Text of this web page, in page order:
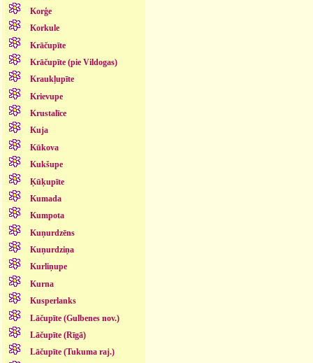
Korģe
Korkule
Krāčupīte
Krāčupīte (pie Vildogas)
Kraukļupīte
Krievupe
Krustalīce
Kuja
Kūkova
Kukšupe
Ķūķupīte
Kumada
Kumpota
Kuņurdzēns
Kuņurdziņa
Kurliņupe
Kurna
Kusperlanks
Lāčupīte (Gulbenes nov.)
Lāčupīte (Rīgā)
Lāčupīte (Tukuma raj.)